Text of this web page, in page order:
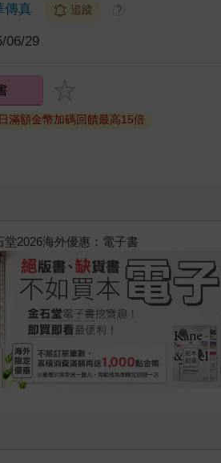
傳真 追蹤 ?
06/29
滿額金幣加碼回饋最高15倍
金石堂暑假漫博〈你好，我吃一點〉第二波